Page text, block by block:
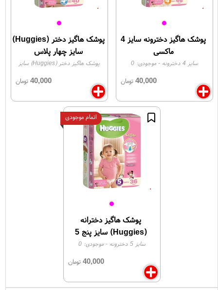
پوشک هاگیز دخترونه سایز 4
ماکسی
سایز 4 دخترونه - موجودی:0
40,000 تومان
پوشک هاگیز دختر (Huggies)
سایز چهار پلاس
پوشک هاگیز دختر (Huggies) سایز
40,000تومان
پوشک هاگیز دخترانه
(Huggies) سایز پنج 5
سایز 5 دخترونه - موجودی:0
40,000 تومان
اتمام موجودی